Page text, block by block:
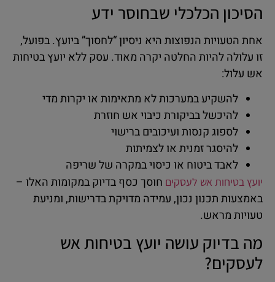
הסיכון הכלכלי שבחוסר ידע
אחת הטעויות הנפוצות היא ניסיון “לחסוך” ביועץ. בפועל,
זו עלולה להיות החלטה יקרה מאוד. עסק ללא יועץ בטיחות
אש עלול:
להשקיע במערכות לא מתאימות או יקרות מדי
להיכשל בביקורת כיבוי אש חוזרת
לספוג קנסות ועיכובים ברישוי
להיסגר זמנית או לצמיתות
לאבד ביטוח או כיסוי במקרה של שריפה
יועץ בטיחות אש לעסקים חוסך כסף בדיוק במקומות האלו –
באמצעות תכנון נכון, עמידה מדויקת בדרישות, ומניעת
טעויות מראש.
מה בדיוק עושה יועץ בטיחות אש
לעסקים?